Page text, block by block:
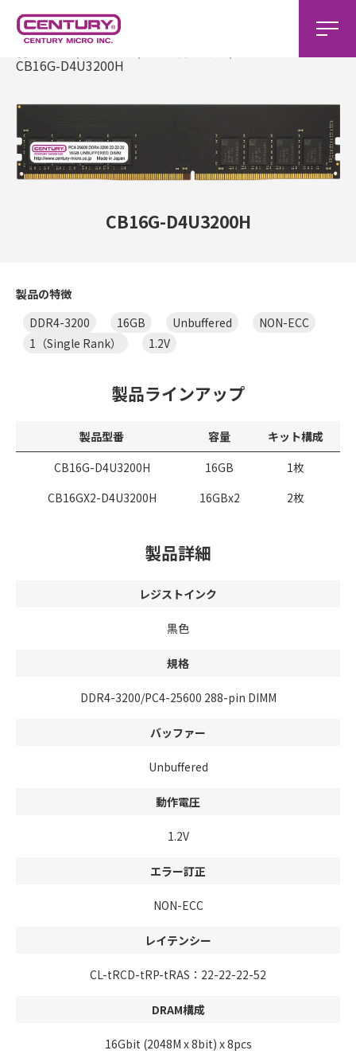
CB16G-D4U3200H
CB16G-D4U3200H
製品の特徴
DDR4-3200
16GB Unbuffered
NON-ECC
1（Single Rank）
1.2V
製品ラインアップ
製品型番 容量
キット構成
CB16G-D4U3200H
16GB
1枚
CB16GX2-D4U3200H
16GBx2 2枚
製品詳細
レジストインク
黒色
規格
DDR4-3200/PC4-25600 288-pin DIMM
バッファー
Unbuffered
動作電圧
1.2V
エラー訂正
NON-ECC
レイテンシー
CL-tRCD-tRP-tRAS：22-22-22-52
DRAM構成
16Gbit (2048M x 8bit) x 8pcs